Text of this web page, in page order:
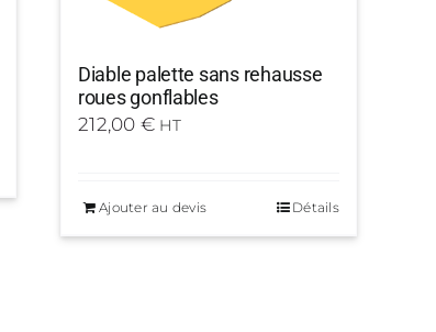
Diable palette sans rehausse
roues gonflables
212,00 € HT
Ajouter au devis Détails